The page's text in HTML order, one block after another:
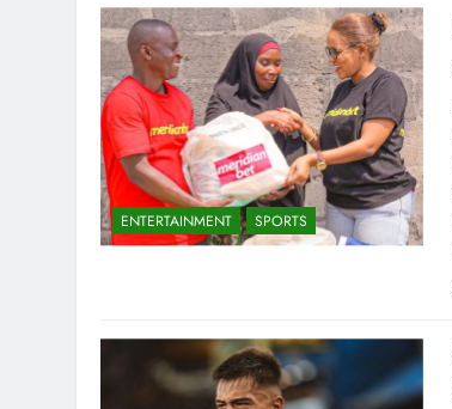
ENTERTAINMENT SPORTS